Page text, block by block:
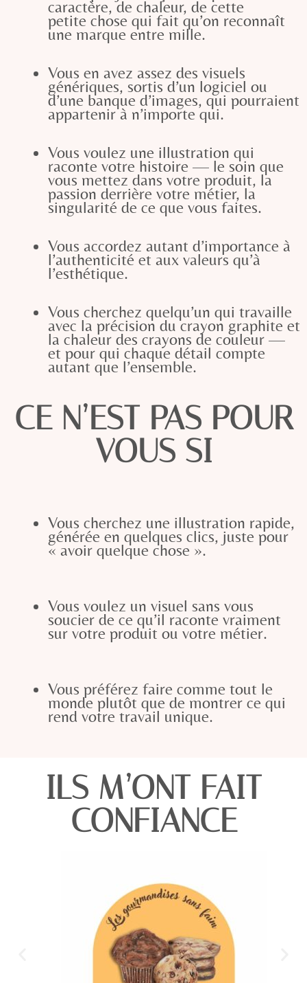
caractère, de chaleur, de cette
petite chose qui fait qu’on reconnaît
une marque entre mille.
Vous en avez assez des visuels
génériques, sortis d’un logiciel ou
d’une banque d’images, qui pourraient
appartenir à n’importe qui.
Vous voulez une illustration qui
raconte votre histoire — le soin que
vous mettez dans votre produit, la
passion derrière votre métier, la
singularité de ce que vous faites.
Vous accordez autant d’importance à
l’authenticité et aux valeurs qu’à
l’esthétique.
Vous cherchez quelqu’un qui travaille
avec la précision du crayon graphite et
la chaleur des crayons de couleur —
et pour qui chaque détail compte
autant que l’ensemble.
CE N’EST PAS POUR
VOUS SI
Vous cherchez une illustration rapide,
générée en quelques clics, juste pour
« avoir quelque chose ».
Vous voulez un visuel sans vous
soucier de ce qu’il raconte vraiment
sur votre produit ou votre métier.
Vous préférez faire comme tout le
monde plutôt que de montrer ce qui
rend votre travail unique.
ILS M’ONT FAIT
CONFIANCE